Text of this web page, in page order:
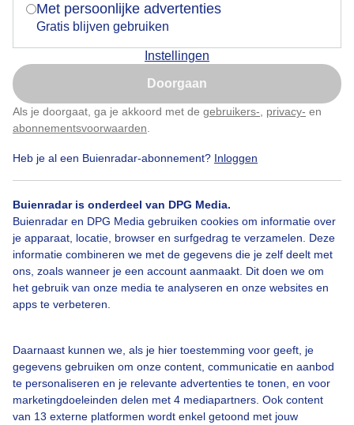
Met persoonlijke advertenties
Gratis blijven gebruiken
Instellingen
Doorgaan
Als je doorgaat, ga je akkoord met de gebruikers- privacy- en
abonnementsvoorwaarden
Heb je al een Buienradar-abonnement? Inloggen
Buienradar is onderdeel van DPG Media.
Buienradar en DPG Media gebruiken cookies om informatie over
je apparaat, locatie, browser en surfgedrag te verzamelen. Deze
informatie combineren we met de gegevens die je zelf deelt met
ons, zoals wanneer je een account aanmaakt. Dit doen we om
het gebruik van onze media te analyseren en onze websites en
apps te verbeteren.
Daarnaast kunnen we, als je hier toestemming voor geeft, je
gegevens gebruiken om onze content, communicatie en aanbod
te personaliseren en je relevante advertenties te tonen, en voor
marketingdoeleinden delen met 4 mediapartners. Ook content
van 13 externe platformen wordt enkel getoond met jouw
"Als meteoroloog voel je je soms heel klein, ook al was de
Kort overzicht van de loopbaan
Als beroepsmilitair kreeg ik een doorgedreven opleiding in het weer
voorspellen. Toen het Belgische leger nog in Duitsland gestationeerd
weersvoorspellingen. Later mocht ik ook de voorspellingen doen
deed ik ook de weerpraatjes op Radio 2 Limburg. Na een 10-jarige
carrière als beroepsmilitair maakte ik de overstap naar MeteoGroup
België. Een grote diversiteit van weervoorspellingen viel me te beurt;
van weerberichten voor kranten, TV en radio tot op locatie bij de
grote festivals als Tommorowland, Rock Werchter enz...Ondertussen
werd ik ook vaak gevraagd door TVL (TV Limburg) om wat uitleg te
geven bij speciaal weer. Inmiddels ben ik zelfstandig ondernemer als
Meteoroloog en fotograaf.
Het is een enorm boeiende job met een grote afwisseling en
diversiteit. Ook vind ik het geweldig om een blik in de toekomst te
kunnen werpen. Of het nu regent, sneeuwt of mooi weer is, het geeft
een erg voldaan gevoel als het voorspeld was.
Nu niet, misschien later
Klik hierom dit aan te passen